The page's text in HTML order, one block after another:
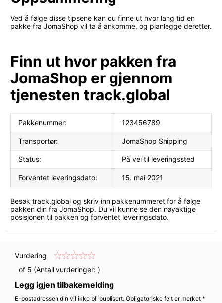
Ved å følge disse tipsene kan du finne ut hvor lang tid en
pakke fra JomaShop vil ta å ankomme, og planlegge deretter.
Finn ut hvor pakken fra
JomaShop er gjennom
tjenesten track.global
Pakkenummer: 123456789
Transportør: JomaShop Shipping
Status: På vei til leveringssted
Forventet leveringsdato: 15. mai 2021
Besøk track.global og skriv inn pakkenummeret for å følge
pakken din fra JomaShop. Du vil kunne se den nøyaktige
posisjonen til pakken og forventet leveringsdato.
Vurdering
of 5 (Antall vurderinger: )
Legg igjen tilbakemelding
E-postadressen din vil ikke bli publisert. Obligatoriske felt er merket *